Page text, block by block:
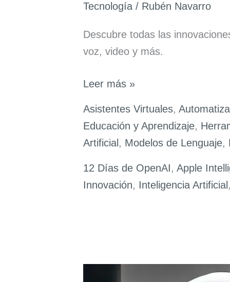
Tecnología / Rubén Navarro
Descubre todas las
voz, video y más.
12
Exhaustiva
con
Leer más »
Asistentes Virtuales,
Educación y Aprendizaje,
Artificial , Modelos de Lenguaje,
12 Días de OpenAI, Apple
Innovación, Inteligencia Artificial ,